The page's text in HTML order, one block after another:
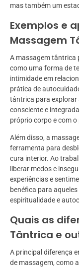
mas também um
Exemplos e
Massagem
A massagem tântrica
como uma forma de
intimidade em
prática de
tântrica para explorar
consciente e
próprio corpo e com o
Além disso, a
ferramenta para
cura interior. Ao
liberar medos e
experiências e
benéfica para
espiritualidade e
Quais as
Tântrica e
A principal diferença
de massagem, como